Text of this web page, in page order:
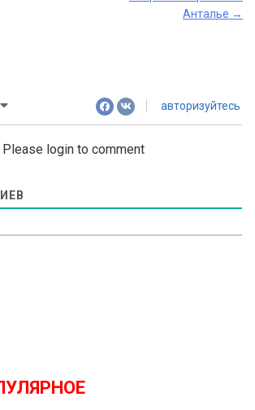
Анталье →
авторизуйтесь
Please login to comment